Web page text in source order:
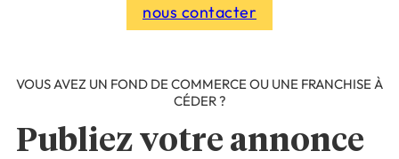
nous contacter
VOUS AVEZ UN FOND DE COMMERCE OU UNE FRANCHISE À
CÉDER ?
Publiez votre annonce